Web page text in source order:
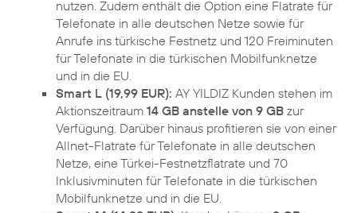
nutzen. Zudem enthält die Option eine Flatrate für
Telefonate in alle deutschen Netze sowie für
Anrufe ins türkische Festnetz und 120 Freiminuten
für Telefonate in die türkischen Mobilfunknetze
und in die EU.
Smart L (19,99 EUR): AY YILDIZ Kunden stehen im
Aktionszeitraum 14 GB anstelle von 9 GB zur
Verfügung. Darüber hinaus profitieren sie von einer
Allnet-Flatrate für Telefonate in alle deutschen
Netze, eine Türkei-Festnetzflatrate und 70
Inklusivminuten für Telefonate in die türkischen
Mobilfunknetze und in die EU.